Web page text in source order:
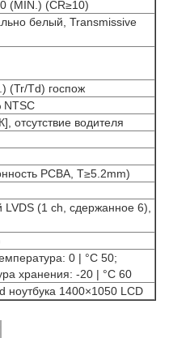
(MIN.) (CR≥10)
белый, Transmissive
(Tr/Td) госпож
NTSC
отсутствие водителя
PCBA, T≥5.2mm)
(1 ch, сдержанное 6),
0 | °C 50;
хранения: -20 | °C 60
ноутбука 1400×1050 LCD